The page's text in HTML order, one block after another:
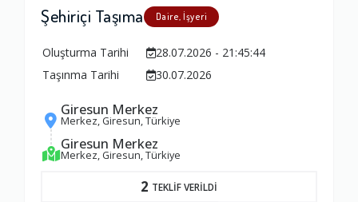
Şehiriçi Taşıma Daire, İşyeri
Oluşturma Tarihi
28.07.2026 - 21:45:44
Taşınma Tarihi
30.07.2026
Giresun Merkez
Merkez, Giresun, Türkiye
Giresun Merkez
Merkez, Giresun, Türkiye
2 TEKLİF VERİLDİ